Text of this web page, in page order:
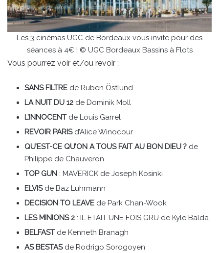
Les 3 cinémas UGC de Bordeaux vous invite pour des
séances à 4€ ! © UGC Bordeaux Bassins à Flots
Vous pourrez voir et/ou revoir :
SANS FILTRE de Ruben Östlund
LA NUIT DU 12 de Dominik Moll
L’INNOCENTde Louis Garrel
REVOIR PARISd’Alice Winocour
QU’EST-CE QU’ON A TOUS FAIT AU BON DIEU ? de
Philippe de Chauveron
TOP GUN : MAVERICK de Joseph Kosinki
ELVISde Baz Luhrmann
DECISION TO LEAVE de Park Chan-Wook
LES MINIONS 2 : IL ETAIT UNE FOIS GRU de Kyle Balda
BELFASTde Kenneth Branagh
AS BESTASde Rodrigo Sorogoyen